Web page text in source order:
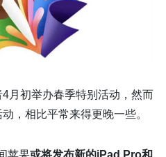
月初举办春季特别活动，然而
，相比平常来得更晚一些。
苹果或将发布新的iPad Pro和